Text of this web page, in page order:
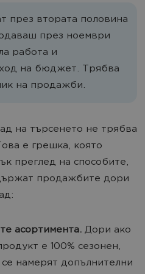
през втората половина
през ноември
работа и
на бюджет. Трябва
на продажби.
на търсенето не трябва
е грешка, която
преглед на способите,
продажбите дори
асортимента. Дори ако
е 100% сезонен,
намерят допълнителни